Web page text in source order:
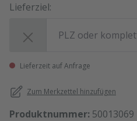
Lieferziel:
Lieferzeit auf Anfrage
Zum Merkzettel hinzufügen
Produktnummer: 50013069